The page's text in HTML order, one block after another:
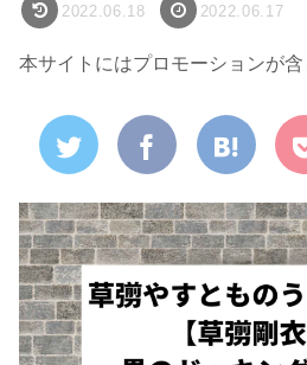
2022.06.18 2022.06.17
本サイトにはプロモーションが